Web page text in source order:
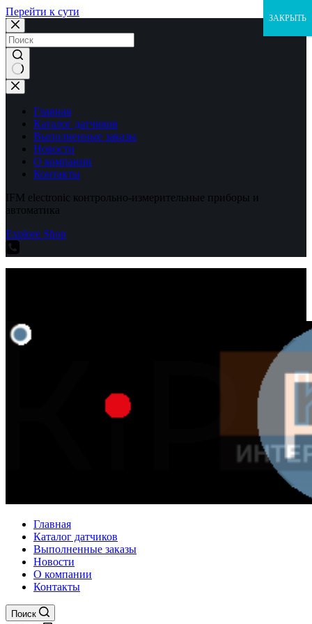
Перейти к сути
Ничего
не
найденоГлавная
Каталог датчиков
Выполненные заказы
Новости
О компании
Контакты
IFM electronic контрольно-измерительные приборы и
автоматика
Explore Shop
Главная
Каталог датчиков
Выполненные заказы
Новости
О компании
Контакты
Поиск
ЗАКРЫТЬ